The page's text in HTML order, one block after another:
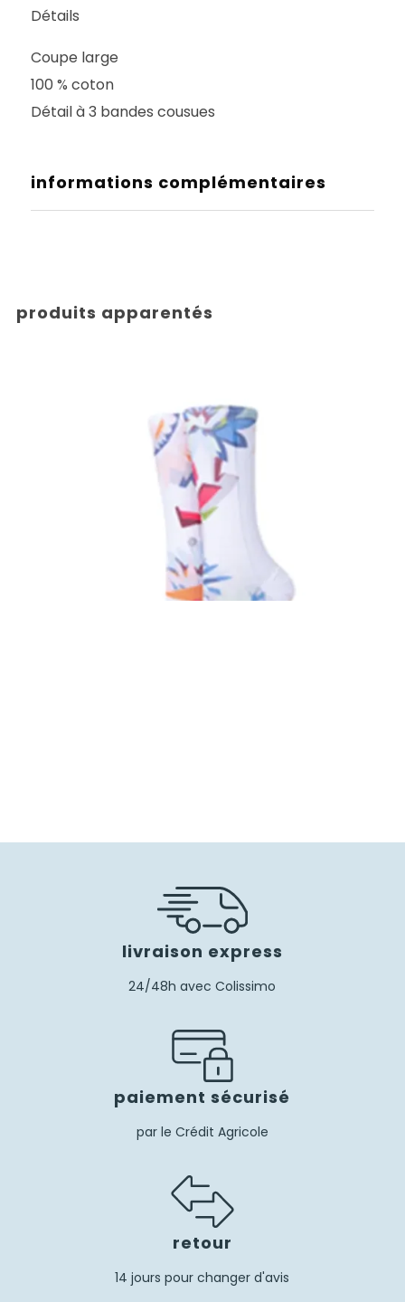
Détails
Coupe large
100 % coton
Détail à 3 bandes cousues
informations complémentaires
produits apparentés
livraison express
24/48h avec Colissimo
paiement sécurisé
par le Crédit Agricole
retour
14 jours pour changer d'avis